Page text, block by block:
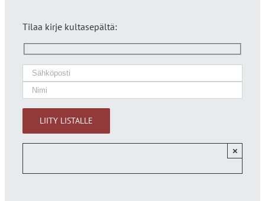
Tilaa kirje kultasepältä:
×